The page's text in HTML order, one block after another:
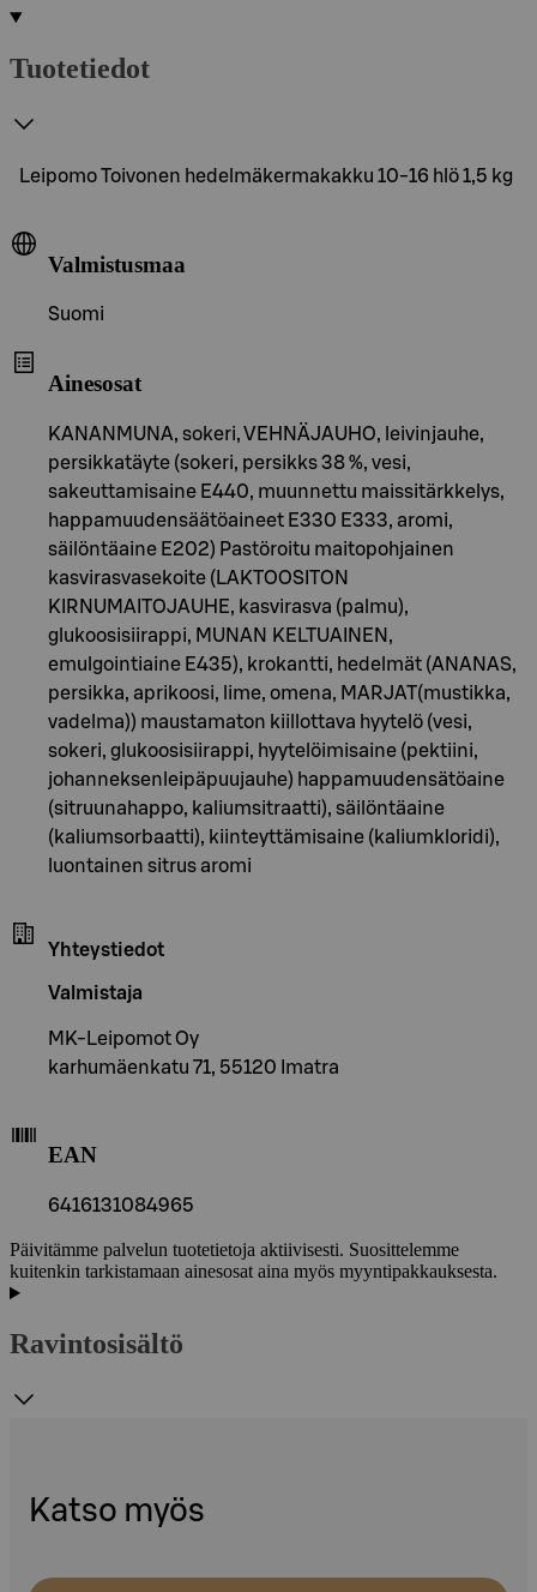
Tuotetiedot
Leipomo Toivonen hedelmäkermakakku 10-16 hlö 1,5 kg
Valmistusmaa
Suomi
Ainesosat
KANANMUNA, sokeri, VEHNÄJAUHO, leivinjauhe,
persikkatäyte (sokeri, persikks 38 %, vesi,
sakeuttamisaine E440, muunnettu maissitärkkelys,
happamuudensäätöaineet E330 E333, aromi,
säilöntäaine E202) Pastöroitu maitopohjainen
kasvirasvasekoite (LAKTOOSITON
KIRNUMAITOJAUHE, kasvirasva (palmu),
glukoosisiirappi, MUNAN KELTUAINEN,
emulgointiaine E435), krokantti, hedelmät (ANANAS,
persikka, aprikoosi, lime, omena, MARJAT(mustikka,
vadelma)) maustamaton kiillottava hyytelö (vesi,
sokeri, glukoosisiirappi, hyytelöimisaine (pektiini,
johanneksenleipäpuujauhe) happamuudensätöaine
(sitruunahappo, kaliumsitraatti), säilöntäaine
(kaliumsorbaatti), kiinteyttämisaine (kaliumkloridi),
luontainen sitrus aromi
Yhteystiedot
Valmistaja
MK-Leipomot Oy
karhumäenkatu 71, 55120 Imatra
EAN
6416131084965
Päivitämme palvelun tuotetietoja aktiivisesti. Suosittelemme
kuitenkin tarkistamaan ainesosat aina myös myyntipakkauksesta.
Ravintosisältö
Katso myös